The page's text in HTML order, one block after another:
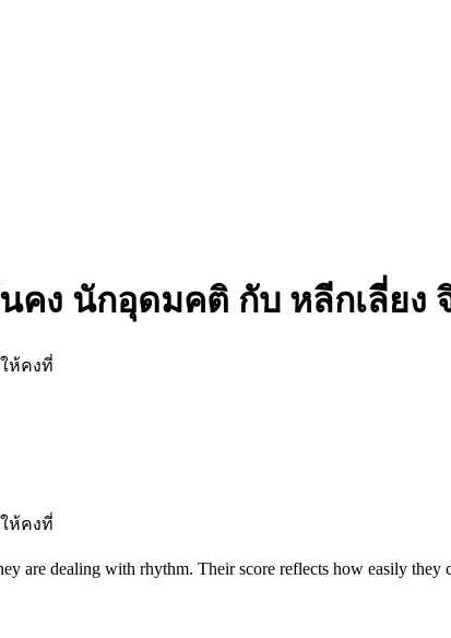
ง นักอุดมคติ กับ หลีกเลี่ยง จิ
ห้คงที่
ห้คงที่
dealing with rhythm. Their score reflects how easily they